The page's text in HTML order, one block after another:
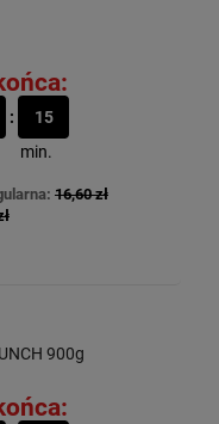
15
min.
16,60 zł
900g